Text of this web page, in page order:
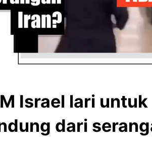
Israel lari
dari